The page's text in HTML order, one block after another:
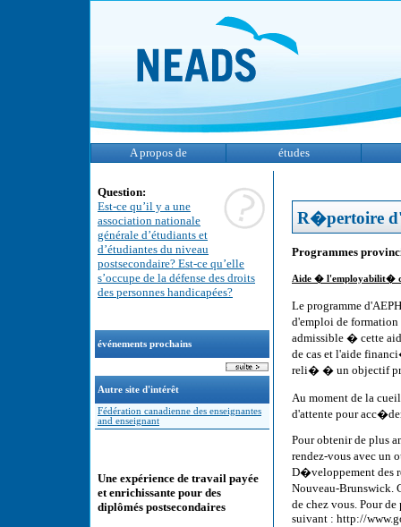
A propos de études
Question:
Est-ce qu’il y a une
association nationale
générale d’étudiants et
d’étudiantes du niveau
postsecondaire? Est-ce qu’elle
s’occupe de la défense des droits
des personnes handicapées?
événements prochains
Autre site d'intérêt
Fédération canadienne des enseignantes
and enseignant
Une expérience de travail payée
et enrichissante pour des
diplômés postsecondaires
R�pertoire
Programmes
Aide � l'employabilit�
Le programme
d'emploi de
admissible � cette
de cas et l'aide
reli� � un objectif
Au moment de la
d'attente pour
Pour obtenir de plus
rendez-vous avec un
D�veloppement des
Nouveau-
de chez vous. Pour
suivant : http://